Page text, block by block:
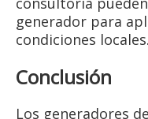
generador para
condiciones locales.
Conclusión
Los generadores